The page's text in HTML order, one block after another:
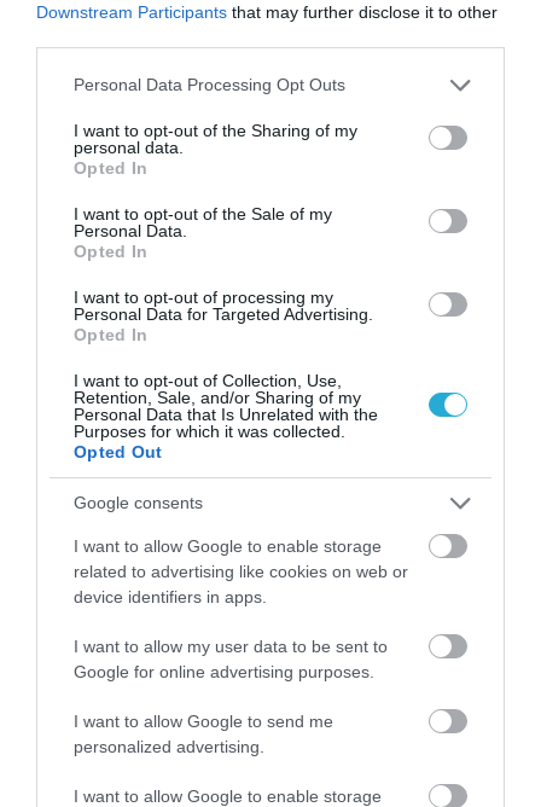
Downstream Participants that may further disclose it to other
Please note that this website/app uses one or more Google
not limited to your visit or usage behaviour. You may click to
grant or deny consent to Google and its third-party tags to
use your data for below specified purposes in below Google
consent section.
Personal Data Processing Opt Outs
I want to opt-out of the Sharing of my
personal data.
Opted In
I want to opt-out of the Sale of my
Personal Data.
Opted In
I want to opt-out of processing my
Personal Data for Targeted Advertising.
Opted In
I want to opt-out of Collection, Use,
Retention, Sale, and/or Sharing of my
Personal Data that Is Unrelated with the
Purposes for which it was collected.
Opted Out
Google consents
I want to allow Google to enable storage
related to advertising like cookies on web or
device identifiers in apps.
I want to allow my user data to be sent to
Google for online advertising purposes.
I want to allow Google to send me
personalized advertising.
I want to allow Google to enable storage
Οπωσδήποτε να δοκιμάσετε τα φρέσκα
θαλασσινά που φτιάχνουν για εσάς στα μπαρ
και εστιατόρια που υπάρχουν στην αγορά.
Εμείς δοκιμάσαμε τα καλύτερα θαλασσινά
αλλά και εξαιρετικό ισπανικό κρασί σε
απίστευτες τιμές. Μη χάσετε αυτή την
μοναδική εμπειρία!